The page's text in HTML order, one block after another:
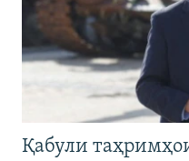
Қабули